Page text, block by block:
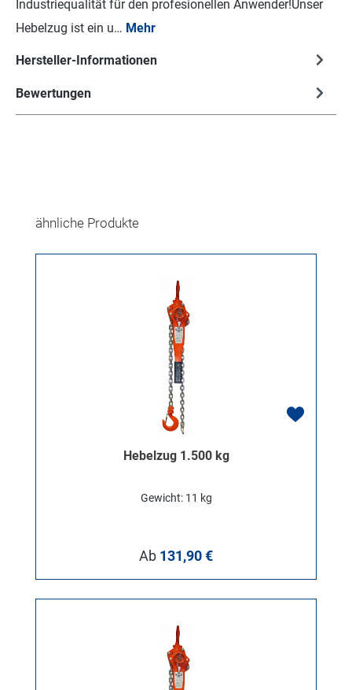
Industriequalität für den profesionellen Anwender!Unser
Hebelzug ist ein u… Mehr
Hersteller-Informationen
Bewertungen
Produktgalerie überspringen
ähnliche Produkte
Hebelzug 1.500 kg
Gewicht: 11 kg
Regulärer Preis:
Ab 131,90 €